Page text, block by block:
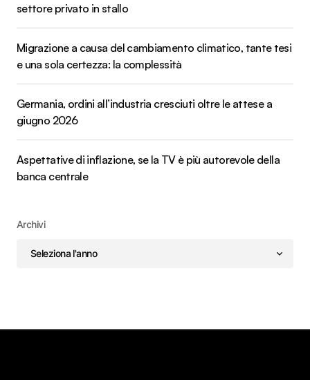
settore privato in stallo
Migrazione a causa del cambiamento climatico, tante tesi
e una sola certezza: la complessità
Germania, ordini all’industria cresciuti oltre le attese a
giugno 2026
Aspettative di inflazione, se la TV è più autorevole della
banca centrale
Archivi